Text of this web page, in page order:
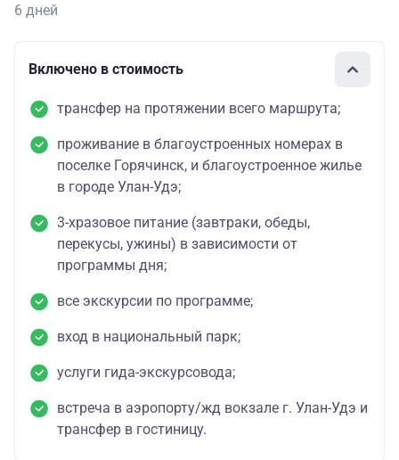
6 дней
Включено в стоимость
трансфер на протяжении всего маршрута;
проживание в благоустроенных номерах в
поселке Горячинск, и благоустроенное жилье
в городе Улан-Удэ;
3-хразовое питание (завтраки, обеды,
перекусы, ужины) в зависимости от
программы дня;
все экскурсии по программе;
вход в национальный парк;
услуги гида-экскурсовода;
встреча в аэропорту/жд вокзале г. Улан-Удэ и
трансфер в гостиницу.